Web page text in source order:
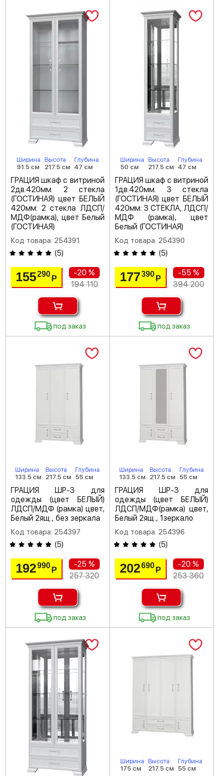
Ширина
91.5 см
Высота
217.5 см
Глубина
47 см
ГРАЦИЯ шкаф с витриной
2дв.420мм. 2 стекла
(ГОСТИНАЯ) цвет БЕЛЫЙ
420мм: 2 стекла ЛДСП/
МДФ(рамка), цвет Белый
(ГОСТИНАЯ)
Код товара: 254391
(5)
155290Р
-20 %
194 110
под заказ
Ширина
50 см
Высота
217.5 см
Глубина
47 см
ГРАЦИЯ шкаф с витриной
1дв.420мм. 3 стекла
(ГОСТИНАЯ) цвет БЕЛЫЙ
420мм: 3 СТЕКЛА, ЛДСП/
МДФ (рамка), цвет
Белый (ГОСТИНАЯ)
Код товара: 254390
(5)
177390 Р
-55 %
394 200
под заказ
Ширина
133.5 см
Высота
217.5 см
Глубина
55 см
ГРАЦИЯ ШР-3 для
одежды (цвет БЕЛЫЙ)
ЛДСП/МДФ (рамка) цвет,
Белый 2ящ., без зеркала
Код товара: 254397
(5)
192990Р
-25 %
257 320
под заказ
Ширина
133.5 см
Высота
217.5 см
Глубина
55 см
ГРАЦИЯ ШР-3 для
одежды (цвет БЕЛЫЙ)
ЛДСП/МДФ(рамка) цвет,
Белый 2ящ., 1зеркало
Код товара: 254396
(5)
202690 Р
-20 %
253 360
под заказ
Ширина
175 см
Высота
217.5 см
Глубина
55 см